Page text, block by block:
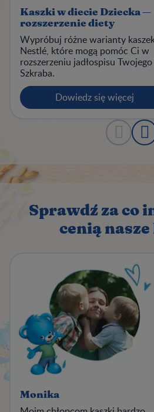
Kaszki w diecie Dziecka —
rozszerzenie diety
Wypróbuj różne warianty
Nestlé, które mogą pomóc Ci w
rozszerzeniu jadłospisu Twojego
Szkraba.
Dowiedz się więcej
Sprawdź za co
cenią nasze
Monika